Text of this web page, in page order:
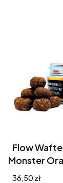
Flow
Monster
Cena
36,50 zł